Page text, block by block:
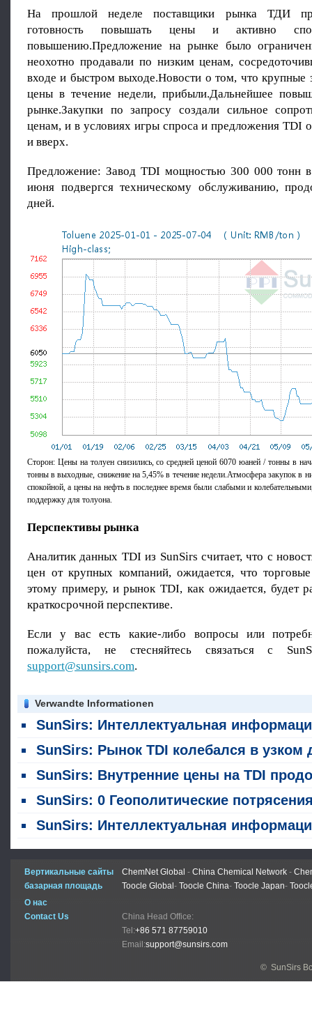
На прошлой неделе поставщики рынка ТДИ
готовность повышать цены и активно
повышению.Предложение на рынке было
неохотно продавали по низким ценам,
входе и быстром выходе.Новости о том, что
цены в течение недели, прибыли.Дальнейшее
рынке.Закупки по запросу создали сильное
ценам, и в условиях игры спроса и предложения TDI
и вверх.
Предложение: Завод TDI мощностью 300 000 тонн
июня подвергся техническому обслуживанию,
дней.
Сторон: Цены на толуен снизились, со средней ценой 6070 юаней / тонны в
тонны в выходные, снижение на 5,45% в течение недели.Атмосфера закупок в
спокойной, а цены на нефть в последнее время были слабыми и
поддержку для толуона.
Перспективы рынка
Аналитик данных TDI из SunSirs считает, что с
цен от крупных компаний, ожидается, что
этому примеру, и рынок TDI, как ожидается, будет
краткосрочной перспективе.
Если у вас есть какие-либо вопросы или
пожалуйста, не стесняйтесь связаться с
support@sunsirs.com.
Verwandte Informationen
SunSirs: Интеллектуальная информация о сырьевых товарах в химической промышленности (29 июля
SunSirs: Рынок TDI колебался в узком диапазоне на прошлой неделе (20 - 24
SunSirs: Внутренние цены на TDI продолжают расти в июле на фоне постоянной ограниченности предложения
SunSirs: 0 Геополитические потрясения на Ближнем Востоке изменяют цепочку поставок покрытий: китайский экспорт сырья и изменения цены на 12% повышают индийский
SunSirs: Интеллектуальная информация о сырьевых товарах в химической промышленности (14 июля
Вертикальные сайты ChemNet Global - China Chemical Network -
базарная площадь
Toocle Global - Toocle China- Toocle Japan-
О нас
Contact Us
China Head Office:
Tel:+86 571 87759010
Email:support@sunsirs.com
© SunSirs